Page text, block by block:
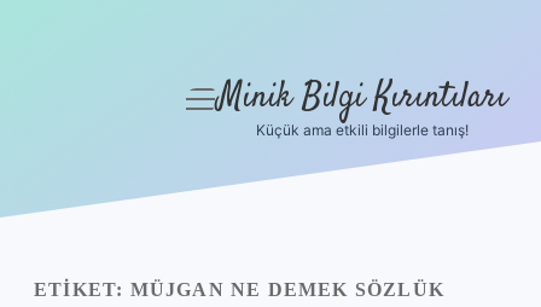
Yasal Uyarı
menüyü
Minik Bilgi Kırıntıları
Küçük ama etkili bilgilerle tanış!
ETIKET: MÜJGAN NE DEMEK SÖZLÜK